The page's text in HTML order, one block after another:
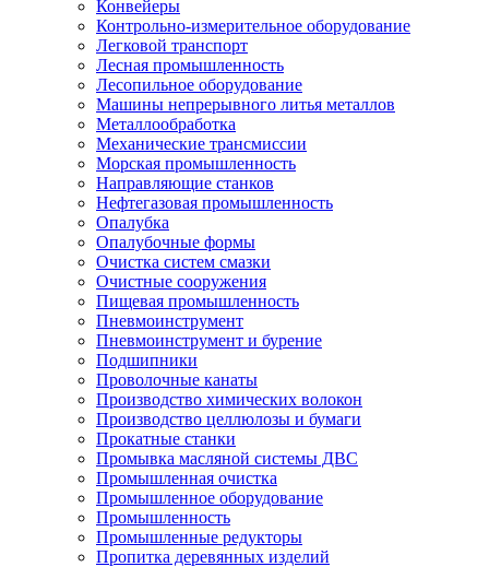
Конвейеры
Контрольно-измерительное оборудование
Легковой транспорт
Лесная промышленность
Лесопильное оборудование
Машины непрерывного литья металлов
Металлообработка
Механические трансмиссии
Морская промышленность
Направляющие станков
Нефтегазовая промышленность
Опалубка
Опалубочные формы
Очистка систем смазки
Очистные сооружения
Пищевая промышленность
Пневмоинструмент
Пневмоинструмент и бурение
Подшипники
Проволочные канаты
Производство химических волокон
Производство целлюлозы и бумаги
Прокатные станки
Промывка масляной системы ДВС
Промышленная очистка
Промышленное оборудование
Промышленность
Промышленные редукторы
Пропитка деревянных изделий